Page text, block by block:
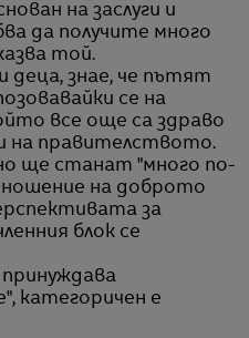
на заслуги и
да получите много
той.
деца, знае, че пътят
се на
все още са здраво
на правителството.
ще станат "много по-
на доброто
за
блок се
категоричен е